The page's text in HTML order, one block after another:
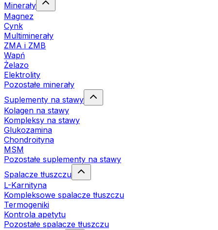
Minerały
Magnez
Cynk
Multiminerały
ZMA i ZMB
Wapń
Żelazo
Elektrolity
Pozostałe minerały
Suplementy na stawy
Kolagen na stawy
Kompleksy na stawy
Glukozamina
Chondroityna
MSM
Pozostałe suplementy na stawy
Spalacze tłuszczu
L-Karnityna
Kompleksowe spalacze tłuszczu
Termogeniki
Kontrola apetytu
Pozostałe spalacze tłuszczu